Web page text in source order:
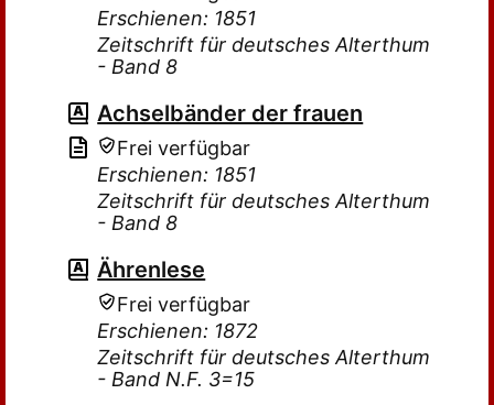
Erschienen: 1851
Zeitschrift für deutsches Alterthum
- Band 8
Achselbänder der frauen
Frei verfügbar
Erschienen: 1851
Zeitschrift für deutsches Alterthum
- Band 8
Ährenlese
Frei verfügbar
Erschienen: 1872
Zeitschrift für deutsches Alterthum
- Band N.F. 3=15